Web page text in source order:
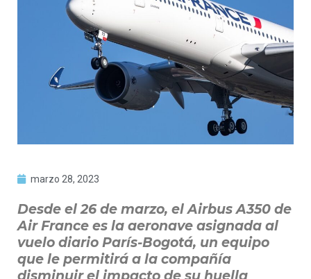
marzo 28, 2023
Desde el 26 de marzo, el Airbus A350 de
Air France es la aeronave asignada al
vuelo diario París-Bogotá, un equipo
que le permitirá a la compañía